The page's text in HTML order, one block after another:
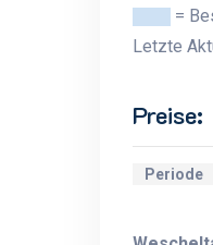
=
Letzte
Preise:
Periode